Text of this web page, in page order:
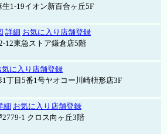
1-19イオン新百合ヶ丘5F
詳細 お気に入り店舗登録
12東急ストア鎌倉店5階
気に入り店舗登録
丁目5番1号ヤオコー川崎枡形店3F
細 お気に入り店舗登録
1 クロス向ヶ丘3階